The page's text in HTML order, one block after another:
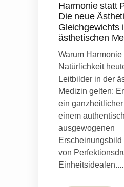
Harmonie statt
Die neue
Gleichgewichts
ästhetischen
Warum Harmonie
Natürlichkeit
Leitbilder in der
Medizin gelten:
ein
einem
ausgewogenen
Erscheinungsbild
von
Einheitsidealen....